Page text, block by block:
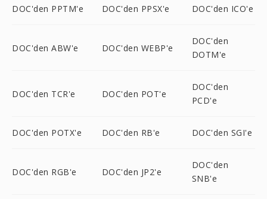
DOC'den PPTM'e DOC'den PPSX'e DOC'den ICO'e
DOC'den ABW'e DOC'den WEBP'e
DOC'den
DOTM'e
DOC'den TCR'e DOC'den POT'e
DOC'den
PCD'e
DOC'den POTX'e DOC'den RB'e DOC'den SGI'e
DOC'den RGB'e DOC'den JP2'e
DOC'den
SNB'e